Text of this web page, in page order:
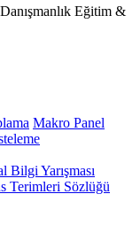
Eğitim &
Makro Panel
Bilgi Yarışması
Terimleri Sözlüğü